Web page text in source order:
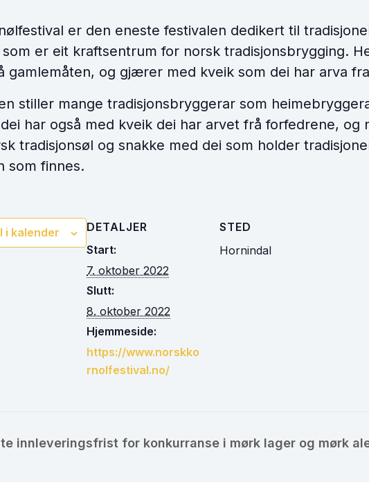
er den eneste festivalen dedikert til
som er eit kraftsentrum for norsk tradisjonsbrygging.
gamlemåten, og gjærer med kveik som dei har arva
stiller mange tradisjonsbryggerar som
har også med kveik dei har arvet frå forfedrene,
tradisjonsøl og snakke med dei som holder
som finnes.
i kalender
DETALJER
Start:
7. oktober 2022
Slutt:
8. oktober 2022
Hjemmeside:
https://www.norskko
rnolfestival.no/
STED
Hornindal
innleveringsfrist for konkurranse i mørk lager og mørk